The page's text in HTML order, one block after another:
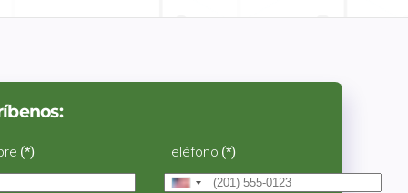
(*) Teléfono (*)
United